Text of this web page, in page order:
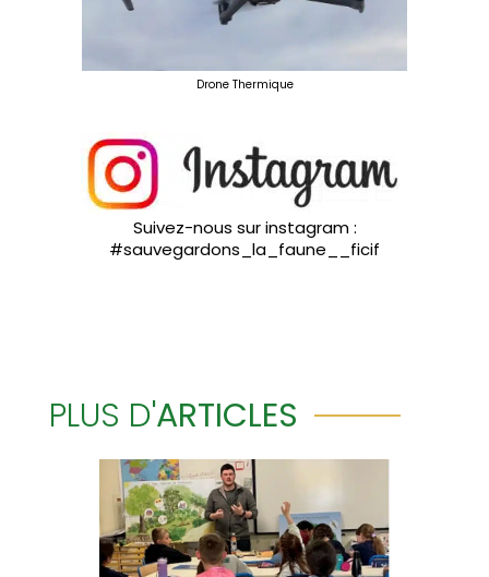
Drone Thermique
Suivez-nous sur instagram :
#sauvegardons_la_faune__ficif
PLUS D'ARTICLES